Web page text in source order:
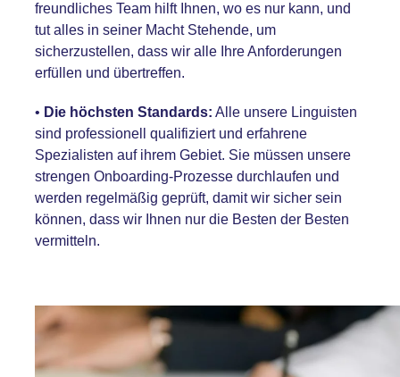
freundliches Team hilft Ihnen, wo es nur kann, und
tut alles in seiner Macht Stehende, um
sicherzustellen, dass wir alle Ihre Anforderungen
erfüllen und übertreffen.
• Die höchsten Standards: Alle unsere Linguisten
sind professionell qualifiziert und erfahrene
Spezialisten auf ihrem Gebiet. Sie müssen unsere
strengen Onboarding-Prozesse durchlaufen und
werden regelmäßig geprüft, damit wir sicher sein
können, dass wir Ihnen nur die Besten der Besten
vermitteln.